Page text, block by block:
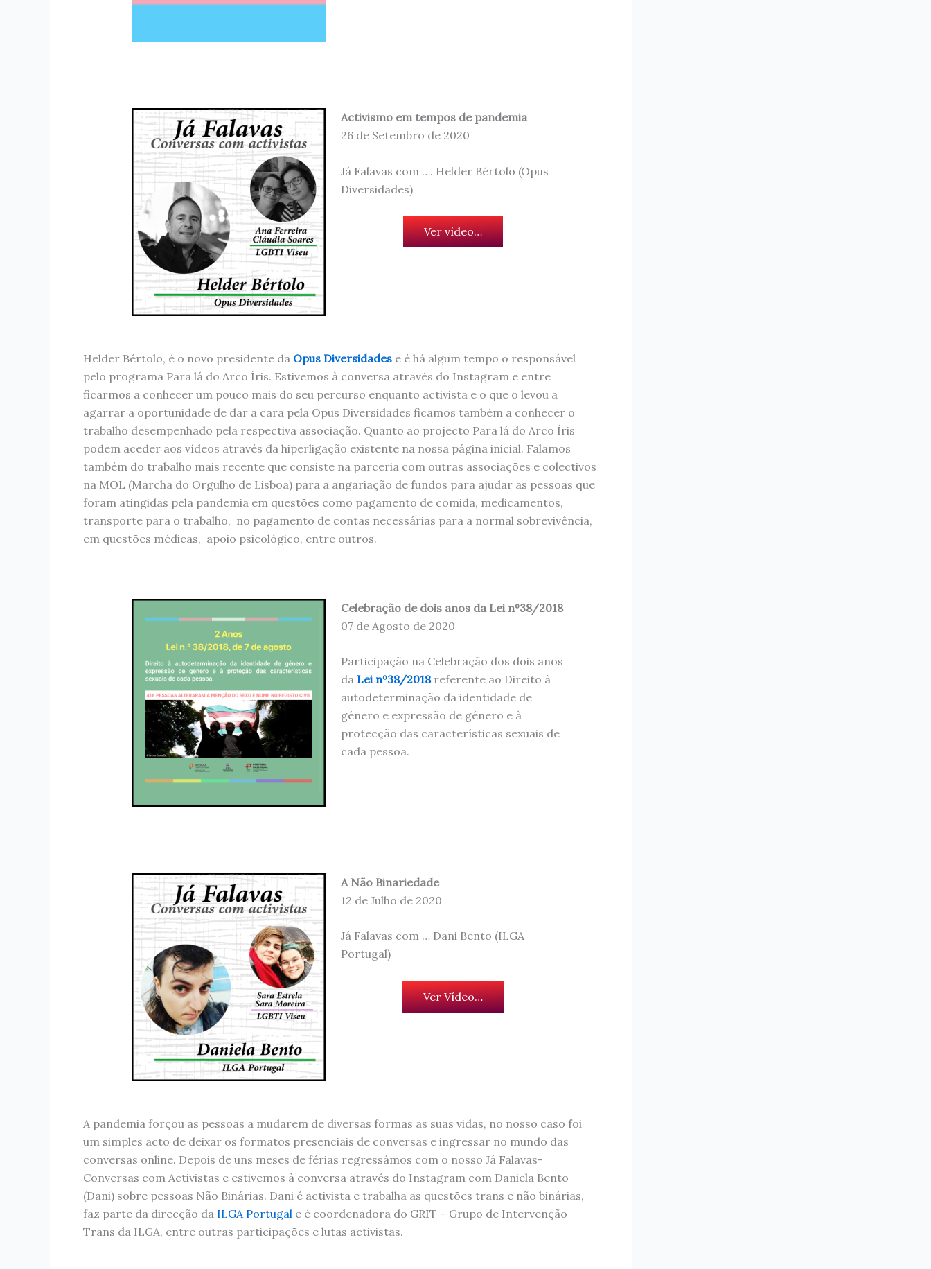
Activismo em tempos de pandemia
26 de Setembro de 2020
Já Falavas com …. Helder Bértolo (Opus
Diversidades)
Ver vídeo…
Helder Bértolo, é o novo presidente da Opus Diversidades e é há algum tempo o responsável
pelo programa Para lá do Arco Íris. Estivemos à conversa através do Instagram e entre
ficarmos a conhecer um pouco mais do seu percurso enquanto activista e o que o levou a
agarrar a oportunidade de dar a cara pela Opus Diversidades ficamos também a conhecer o
trabalho desempenhado pela respectiva associação. Quanto ao projecto Para lá do Arco Íris
podem aceder aos vídeos através da hiperligação existente na nossa página inicial. Falamos
também do trabalho mais recente que consiste na parceria com outras associações e colectivos
na MOL (Marcha do Orgulho de Lisboa) para a angariação de fundos para ajudar as pessoas que
foram atingidas pela pandemia em questões como pagamento de comida, medicamentos,
transporte para o trabalho, no pagamento de contas necessárias para a normal sobrevivência,
em questões médicas, apoio psicológico, entre outros.
Celebração de dois anos da Lei nº38/2018
07 de Agosto de 2020
Participação na Celebração dos dois anos
da Lei nº38/2018referente ao Direito à
autodeterminação da identidade de
género e expressão de género e à
protecção das características sexuais de
cada pessoa.
A Não Binariedade
12 de Julho de 2020
Já Falavas com … Dani Bento (ILGA
Portugal)
Ver Vídeo…
A pandemia forçou as pessoas a mudarem de diversas formas as suas vidas, no nosso caso foi
um simples acto de deixar os formatos presenciais de conversas e ingressar no mundo das
conversas online. Depois de uns meses de férias regressámos com o nosso Já Falavas-
Conversas com Activistas e estivemos à conversa através do Instagram com Daniela Bento
(Dani) sobre pessoas Não Binárias. Dani é activista e trabalha as questões trans e não binárias,
faz parte da direcção da ILGA Portugal e é coordenadora do GRIT – Grupo de Intervenção
Trans da ILGA, entre outras participações e lutas activistas.